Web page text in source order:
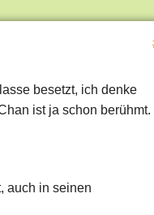
besetzt, ich denke
ist ja schon berühmt.
auch in seinen